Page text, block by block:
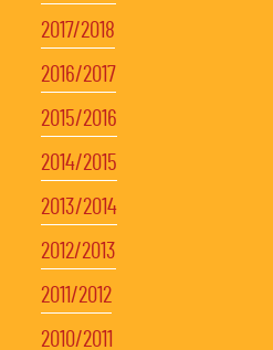
2017/2018
2016/2017
2015/2016
2014/2015
2013/2014
2012/2013
2011/2012
2010/2011